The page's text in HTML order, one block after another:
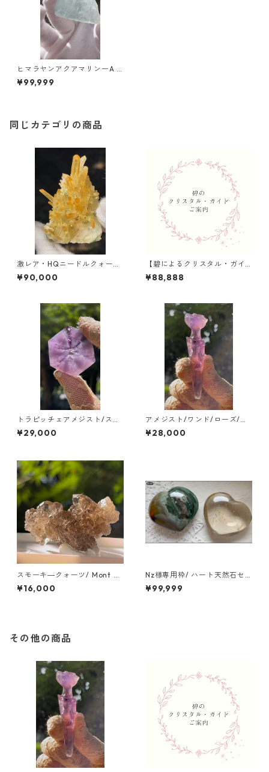
ヒマラヤンアクアマリンーA /
パキスタンに近いエリア
¥99,999
同じカテゴリの商品
激レア・HQニードルクォーツ
ゴールデンオーラ /イタリア
Aosta Valley
¥90,000
【碧によるクリスタル・ガイ
ド】のご案内
¥88,888
トラピッチェアメジスト/スラ
イス ブラジル/アマゾン
¥29,000
アメジスト/ワンド/ローズ/ブ
ラジル/ミネスジェライス
¥28,000
スモーキ―クォーツ/ Mont Bl
ank Massif Chamonix/ツー
ソン
¥16,000
Nz様専用枠/ ハート天然石セ
ット/Nz様以外の方はご購入さ
れないようご注意ください。
¥99,999
その他の商品